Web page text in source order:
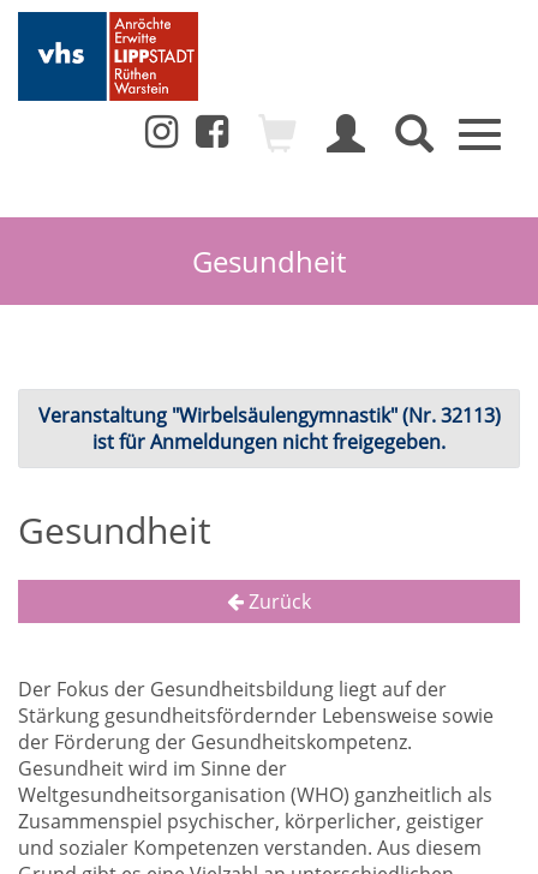
Toggle
Gesundheit
Veranstaltung "Wirbelsäulengymnastik" (Nr. 32113)
ist für Anmeldungen nicht freigegeben.
Gesundheit
Zurück
Der Fokus der Gesundheitsbildung liegt auf der
Stärkung gesundheitsfördernder Lebensweise sowie
der Förderung der Gesundheitskompetenz.
Gesundheit wird im Sinne der
Weltgesundheitsorganisation (WHO) ganzheitlich als
Zusammenspiel psychischer, körperlicher, geistiger
und sozialer Kompetenzen verstanden. Aus diesem